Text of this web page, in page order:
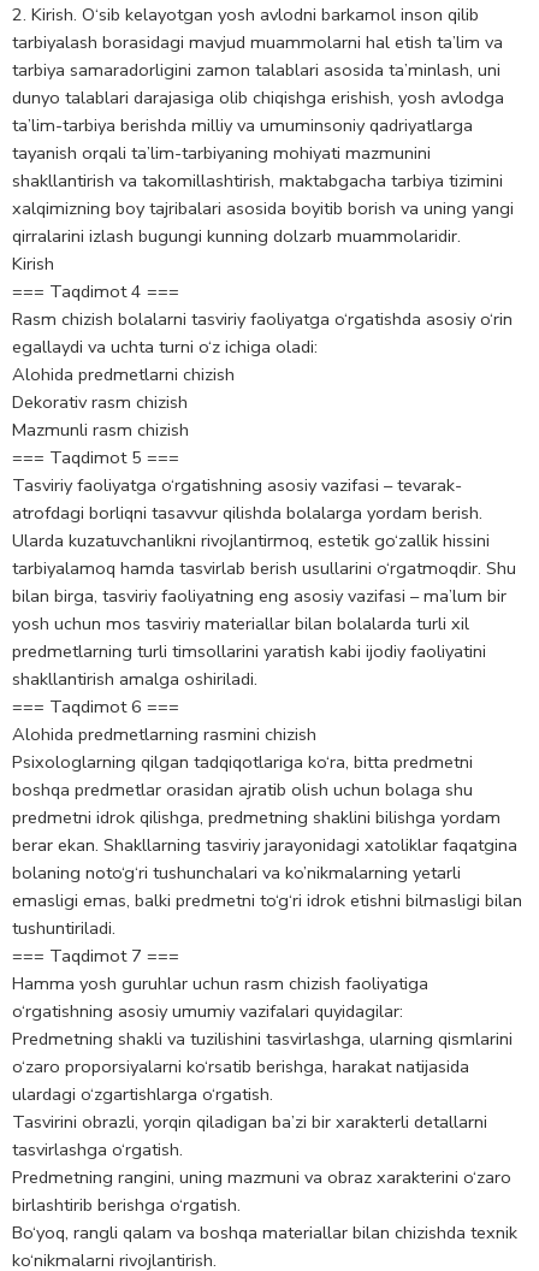
2. Kirish. O‘sib kelayotgan yosh avlodni barkamol inson qilib
tarbiyalash borasidagi mavjud muammolarni hal etish ta’lim va
tarbiya samaradorligini zamon talablari asosida ta’minlash, uni
dunyo talablari darajasiga olib chiqishga erishish, yosh avlodga
ta’lim-tarbiya berishda milliy va umuminsoniy qadriyatlarga
tayanish orqali ta’lim-tarbiyaning mohiyati mazmunini
shakllantirish va takomillashtirish, maktabgacha tarbiya tizimini
xalqimizning boy tajribalari asosida boyitib borish va uning yangi
qirralarini izlash bugungi kunning dolzarb muammolaridir.
Kirish
=== Taqdimot 4 ===
Rasm chizish bolalarni tasviriy faoliyatga o‘rgatishda asosiy o‘rin
egallaydi va uchta turni o‘z ichiga oladi:
Alohida predmetlarni chizish
Dekorativ rasm chizish
Mazmunli rasm chizish
=== Taqdimot 5 ===
Tasviriy faoliyatga o‘rgatishning asosiy vazifasi – tevarak-
atrofdagi borliqni tasavvur qilishda bolalarga yordam berish.
Ularda kuzatuvchanlikni rivojlantirmoq, estetik go‘zallik hissini
tarbiyalamoq hamda tasvirlab berish usullarini o‘rgatmoqdir. Shu
bilan birga, tasviriy faoliyatning eng asosiy vazifasi – ma’lum bir
yosh uchun mos tasviriy materiallar bilan bolalarda turli xil
predmetlarning turli timsollarini yaratish kabi ijodiy faoliyatini
shakllantirish amalga oshiriladi.
=== Taqdimot 6 ===
Alohida predmetlarning rasmini chizish
Psixologlarning qilgan tadqiqotlariga ko‘ra, bitta predmetni
boshqa predmetlar orasidan ajratib olish uchun bolaga shu
predmetni idrok qilishga, predmetning shaklini bilishga yordam
berar ekan. Shakllarning tasviriy jarayonidagi xatoliklar faqatgina
bolaning noto‘g‘ri tushunchalari va ko’nikmalarning yetarli
emasligi emas, balki predmetni to‘g‘ri idrok etishni bilmasligi bilan
tushuntiriladi.
=== Taqdimot 7 ===
Hamma yosh guruhlar uchun rasm chizish faoliyatiga
o‘rgatishning asosiy umumiy vazifalari quyidagilar:
Predmetning shakli va tuzilishini tasvirlashga, ularning qismlarini
o‘zaro proporsiyalarni ko‘rsatib berishga, harakat natijasida
ulardagi o‘zgartishlarga o‘rgatish.
Tasvirini obrazli, yorqin qiladigan ba’zi bir xarakterli detallarni
tasvirlashga o‘rgatish.
Predmetning rangini, uning mazmuni va obraz xarakterini o‘zaro
birlashtirib berishga o‘rgatish.
Bo‘yoq, rangli qalam va boshqa materiallar bilan chizishda texnik
ko‘nikmalarni rivojlantirish.